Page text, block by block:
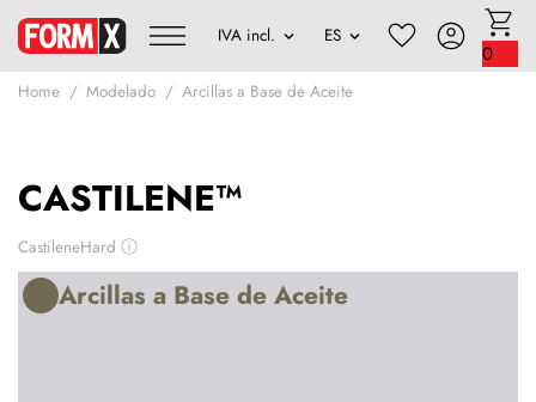
0
Home Modelado Arcillas a Base de Aceite
CASTILENE™
CastileneHard ⓘ
Arcillas a Base de Aceite